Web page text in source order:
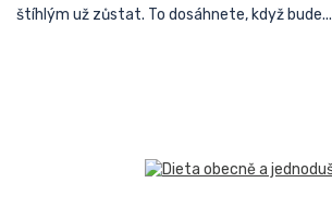
štíhlým už zůstat. To dosáhnete, když bude...